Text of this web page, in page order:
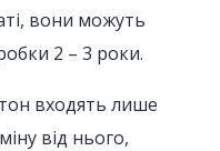
вони можуть
2 – 3 роки.
входять лише
від нього,